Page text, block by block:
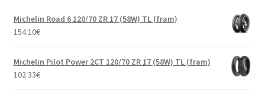
Michelin Road 6 120/70 ZR 17 (58W) TL (fram)
154.10€
Michelin Pilot Power 2CT 120/70 ZR 17 (58W) TL (fram)
102.33€